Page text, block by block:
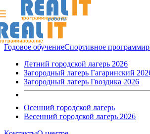
Годовое обучениеСпортивное
Летний городской лагерь 2026
Загородный лагерь Гагаринский
Загородный лагерь Гвоздика 2026
Осенний городской лагерь
Весенний городской лагерь 2026